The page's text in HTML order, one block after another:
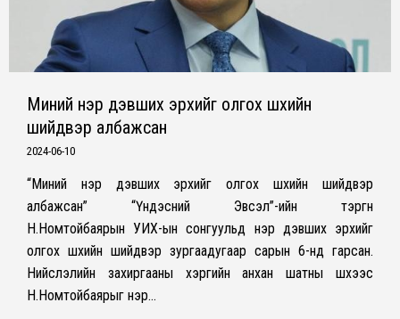
Миний нэр дэвших эрхийг олгох шүүхийн
шийдвэр албажсан
2024-06-10
“Миний нэр дэвших эрхийг олгох шүүхийн шийдвэр
албажсан” “Үндэсний Эвсэл”-ийн тэргүүн
Н.Номтойбаярын УИХ-ын сонгуульд нэр дэвших эрхийг
олгох шүүхийн шийдвэр зургаадугаар сарын 6-нд гарсан.
Нийслэлийн захиргааны хэргийн анхан шатны шүүхээс
Н.Номтойбаярыг нэр…